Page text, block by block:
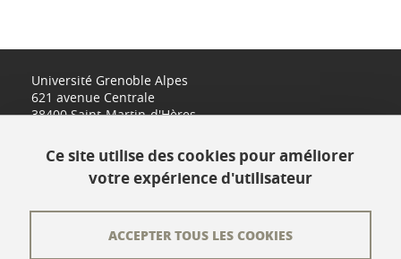
Université Grenoble Alpes
621 avenue Centrale
38400 Saint-Martin-d'Hères
Ce site utilise des cookies pour améliorer
votre expérience d'utilisateur
ACCEPTER TOUS LES COOKIES